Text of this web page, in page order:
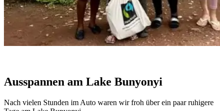
Ausspannen am Lake Bunyonyi
Nach vielen Stunden im Auto waren wir froh über ein paar ruhigere